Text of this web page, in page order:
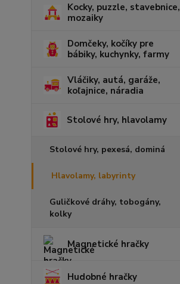
Kocky, puzzle, stavebnice,
mozaiky
Domčeky, kočíky pre
bábiky, kuchynky, farmy
Vláčiky, autá, garáže,
koľajnice, náradia
Stolové hry, hlavolamy
Stolové hry, pexesá, dominá
Hlavolamy, labyrinty
Guličkové dráhy, tobogány,
kolky
Magnetické hračky
Hudobné hračky